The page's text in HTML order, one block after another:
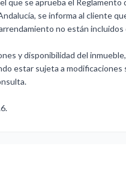
que se aprueba el Reglamento
se informa al cliente
no están incluidos
y disponibilidad del
‌estar ‌sujeta ‌a modificaciones